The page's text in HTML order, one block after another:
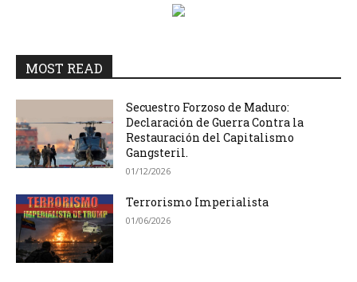
MOST READ
Secuestro Forzoso de Maduro:
Declaración de Guerra Contra la
Restauración del Capitalismo
Gangsteril.
01/12/2026
Terrorismo Imperialista
01/06/2026